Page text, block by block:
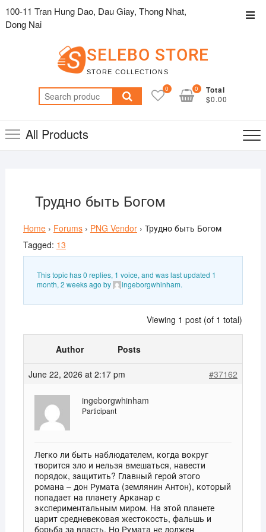
Skip
to
100-11 Tran Hung Dao, Dau Giay, Thong Nhat,
Dong Nai
SELEBO STORE
STORE COLLECTIONS
Search
for:
0 Total
$0.00
0
All Products
Трудно быть Богом
Home › Forums › PNG Vendor › Трудно быть Богом
Tagged: 13
This topic has 0 replies, 1 voice, and was last updated 1
month, 2 weeks ago by ingeborgwhinham.
Viewing 1 post (of 1 total)
Author Posts
June 22, 2026 at 2:17 pm #37162
ingeborgwhinham
Participant
Легко ли быть наблюдателем, когда вокруг
творится зло и нельзя вмешаться, навести
порядок, защитить? Главный герой этого
романа – дон Румата (землянин Антон), который
попадает на планету Арканар с
экспериментальным миром. На этой планете
царит средневековая жестокость, фальшь и
борьба за власть. Но Румата не должен